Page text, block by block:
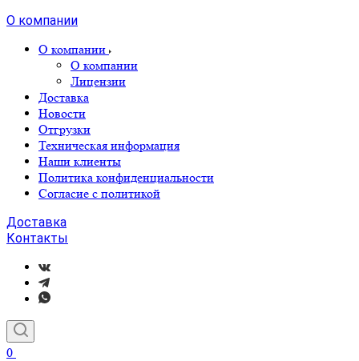
О компании
О компании
О компании
Лицензии
Доставка
Новости
Отгрузки
Техническая информация
Наши клиенты
Политика конфиденциальности
Согласие с политикой
Доставка
Контакты
0